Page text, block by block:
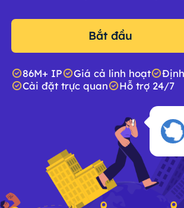
Bắt đầu
86M+ IP Giá cả linh hoạt
Cài đặt trực quan
Hỗ trợ 24/7